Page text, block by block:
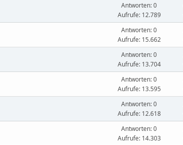
Antworten: 0
Aufrufe: 12.789
Antworten: 0
Aufrufe: 15.662
Antworten: 0
Aufrufe: 13.704
Antworten: 0
Aufrufe: 13.595
Antworten: 0
Aufrufe: 12.618
Antworten: 0
Aufrufe: 14.303